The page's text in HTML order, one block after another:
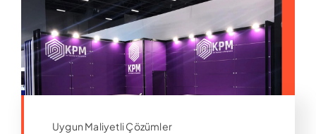
Uygun Maliyetli Çözümler